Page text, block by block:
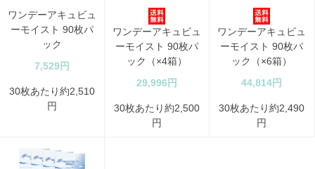
ワンデーアキュビュ
ーモイスト 90枚パ
ック
7,529円
30枚あたり約2,510
円
ワンデーアキュビュ
ーモイスト 90枚パ
ック（×4箱）
29,996円
30枚あたり約2,500
円
ワンデーアキュビュ
ーモイスト 90枚パ
ック（×6箱）
44,814円
30枚あたり約2,490
円